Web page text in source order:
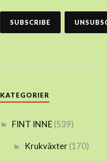
KATEGORIER
FINT INNE(539)
Krukväxter(170)